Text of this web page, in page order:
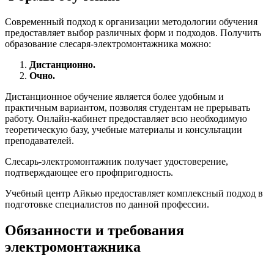
Современный подход к организации методологии обучения
предоставляет выбор различных форм и подходов. Получить
образование слесаря-электромонтажника можно:
Дистанционно.
Очно.
Дистанционное обучение является более удобным и
практичным вариантом, позволяя студентам не прерывать
работу. Онлайн-кабинет предоставляет всю необходимую
теоретическую базу, учебные материалы и консультации
преподавателей.
Слесарь-электромонтажник получает удостоверение,
подтверждающее его профпригодность.
Учебный центр Айкью предоставляет комплексный подход в
подготовке специалистов по данной профессии.
Обязанности и требования
электромонтажника